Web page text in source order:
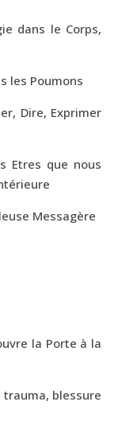
dans le Corps,
les Poumons
Dire, Exprimer
Etres que nous
Messagère
la Porte à la
trauma, blessure